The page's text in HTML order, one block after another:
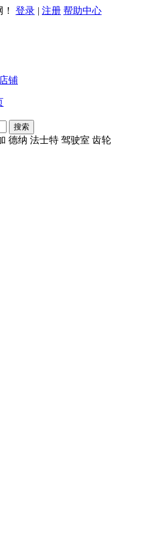
登录 | 注册 帮助中心
铺
德纳 法士特 驾驶室 齿轮